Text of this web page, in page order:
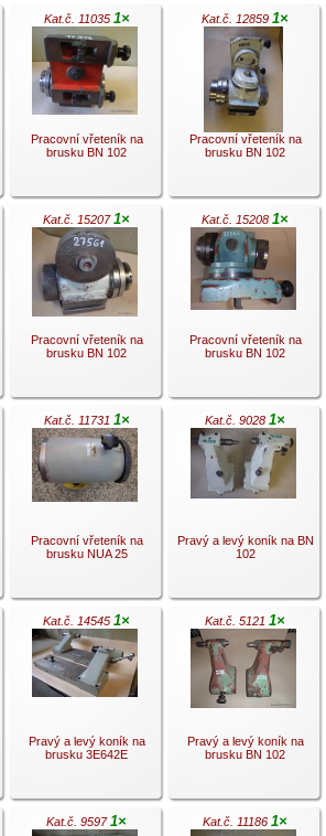
. .
Kat.č. 11035 1×
Pracovní vřeteník na
brusku BN 102
.
Kat.č. 12859 1×
Pracovní vřeteník na
brusku BN 102
.
Kat.č. 152071×
Pracovní vřeteník na
brusku BN 102
Kat.č. 15208 1×
Pracovní vřeteník na
brusku BN 102
.
Kat.č. 11731 1×
Pracovní vřeteník na
brusku NUA 25
.
Kat.č. 9028 1×
Pravý a levý koník na BN
102
.
Kat.č. 14545 1×
Pravý a levý koník na
brusku 3E642E
Kat.č. 5121 1×
Pravý a levý koník na
brusku BN 102
Kat.č. 95971× Kat.č. 11186 1×